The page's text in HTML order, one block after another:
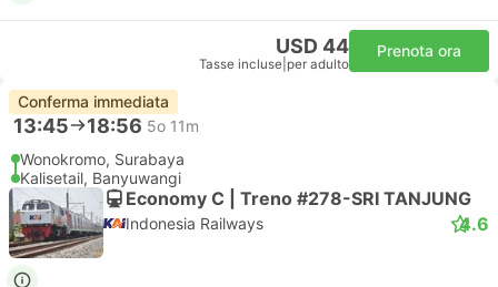
USD 44
Tasse incluse per adulto
Prenota ora
Conferma immediata
13:45 18:56 5o 11m
Wonokromo, Surabaya
Kalisetail, Banyuwangi
Economy C | Treno #278-SRI TANJUNG
Indonesia Railways 4.6